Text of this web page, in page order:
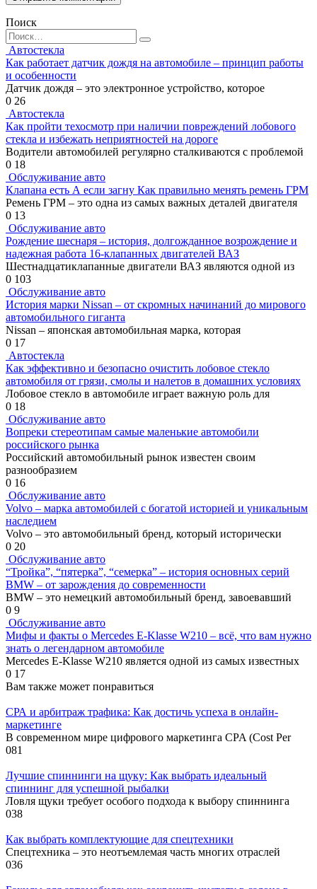
Поиск
Search
for:
Автостекла
Как работает датчик дождя на автомобиле – принцип работы
и особенности
Датчик дождя – это электронное устройство, которое
0 26
Автостекла
Как пройти техосмотр при наличии повреждений лобового
стекла и избежать неприятностей на дороге
Водители автомобилей регулярно сталкиваются с проблемой
0 18
Обслуживание авто
Клапана есть А если загну Как правильно менять ремень ГРМ
Ремень ГРМ – это одна из самых важных деталей двигателя
0 13
Обслуживание авто
Рождение шеснаря – история, долгожданное возрождение и
надежная работа 16-клапанных двигателей ВАЗ
Шестнадцатиклапанные двигатели ВАЗ являются одной из
0 103
Обслуживание авто
История марки Nissan – от скромных начинаний до мирового
автомобильного гиганта
Nissan – японская автомобильная марка, которая
0 17
Автостекла
Как эффективно и безопасно очистить лобовое стекло
автомобиля от грязи, смолы и налетов в домашних условиях
Лобовое стекло в автомобиле играет важную роль для
0 18
Обслуживание авто
Вопреки стереотипам самые маленькие автомобили
российского рынка
Российский автомобильный рынок известен своим
разнообразием
0 16
Обслуживание авто
Volvo – марка автомобилей с богатой историей и уникальным
наследием
Volvo – это автомобильный бренд, который исторически
0 20
Обслуживание авто
“Тройка”, “пятерка”, “семерка” – история основных серий
BMW – от зарождения до современности
BMW – это немецкий автомобильный бренд, завоевавший
0 9
Обслуживание авто
Мифы и факты о Mercedes E-Klasse W210 – всё, что вам нужно
знать о легендарном автомобиле
Mercedes E-Klasse W210 является одной из самых известных
0 17
Вам также может понравиться
СРА и арбитраж трафика: Как достичь успеха в онлайн-
маркетинге
В современном мире цифрового маркетинга CPA (Cost Per
081
Лучшие спиннинги на щуку: Как выбрать идеальный
спиннинг для успешной рыбалки
Ловля щуки требует особого подхода к выбору спиннинга
038
Как выбрать комплектующие для спецтехники
Спецтехника – это неотъемлемая часть многих отраслей
036